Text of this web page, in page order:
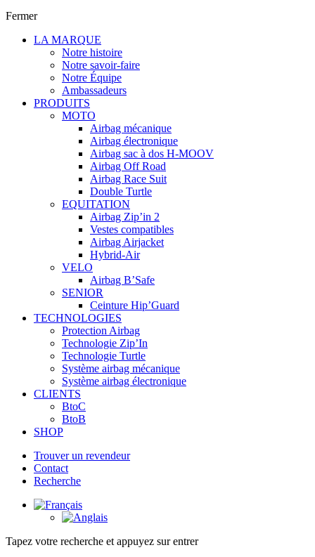
Fermer
LA MARQUE
Notre histoire
Notre savoir-faire
Notre Équipe
Ambassadeurs
PRODUITS
MOTO
Airbag mécanique
Airbag électronique
Airbag sac à dos H-MOOV
Airbag Off Road
Airbag Race Suit
Double Turtle
EQUITATION
Airbag Zip’in 2
Vestes compatibles
Airbag Airjacket
Hybrid-Air
VELO
Airbag B’Safe
SENIOR
Ceinture Hip’Guard
TECHNOLOGIES
Protection Airbag
Technologie Zip’In
Technologie Turtle
Système airbag mécanique
Système airbag électronique
CLIENTS
BtoC
BtoB
SHOP
Trouver un revendeur
Contact
Recherche
Tapez votre recherche et appuyez sur entrer